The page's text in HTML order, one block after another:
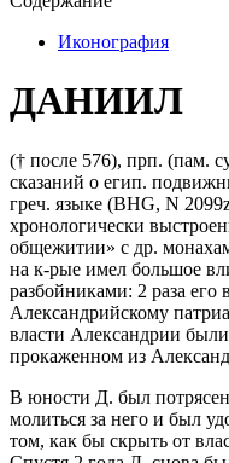
Иконография
ДАНИИЛ
(† после 576), прп. (пам.
сказаний о егип.
греч. языке (BHG, N
хронологически
общежитии» с др.
на к-рые имел большое
разбойниками: 2 раза
Александрийскому
власти Александрии были
прокаженном из
В юности Д. был потрясен
молиться за него и был
том, как бы скрыть от